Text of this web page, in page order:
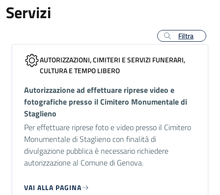
Servizi
Filtra
AUTORIZZAZIONI, CIMITERI E SERVIZI FUNERARI,
CULTURA E TEMPO LIBERO
Autorizzazione ad effettuare riprese video e
fotografiche presso il Cimitero Monumentale di
Staglieno
Per effettuare riprese foto e video presso il Cimitero
Monumentale di Staglieno con finalità di
divulgazione pubblica è necessario richiedere
autorizzazione al Comune di Genova.
VAI ALLA PAGINA